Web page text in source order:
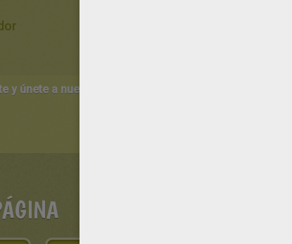
y únete a nuestro canal de vídeos para niños en